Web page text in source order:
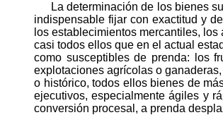
La determinación de los bienes
indispensable fijar con exactitud y
los establecimientos mercantiles,
casi todos ellos que en el actual
como susceptibles de prenda: los
explotaciones agrícolas o
o histórico, todos ellos bienes de
ejecutivos, especialmente ágiles y
conversión procesal, a prenda